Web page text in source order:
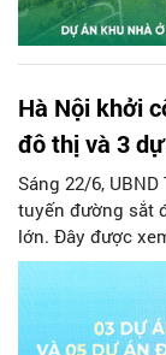
Hà Nội khởi
đô thị và 3
Sáng 22/6,
tuyến đường sắt
lớn. Đây được
thông và an sinh
đánh dấu bước
chính sách
triển chiến lược.